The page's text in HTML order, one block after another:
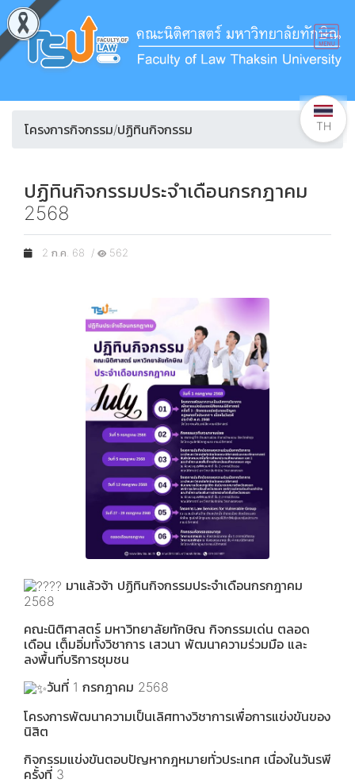
โครงการกิจกรรม/ปฏิทินกิจกรรม
ปฏิทินกิจกรรมประจำเดือนกรกฎาคม
2568
2 ก.ค. 68 / 562
มาแล้วจ้า ปฏิทินกิจกรรมประจำเดือนกรกฎาคม
2568
คณะนิติศาสตร์ มหาวิทยาลัยทักษิณ กิจกรรมเด่น ตลอด
เดือน เต็มอิ่มทั้งวิชาการ เสวนา พัฒนาความร่วมมือ และ
ลงพื้นที่บริการชุมชน
วันที่ 1 กรกฎาคม 2568
โครงการพัฒนาความเป็นเลิศทางวิชาการเพื่อการแข่งขันของ
นิสิต
กิจกรรมแข่งขันตอบปัญหากฎหมายทั่วประเทศ เนื่องในวันรพี
ครั้งที่ 3
TH